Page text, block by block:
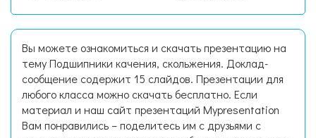
Вы можете ознакомиться и скачать презентацию на
тему Подшипники качения, скольжения. Доклад-
сообщение содержит 15 слайдов. Презентации для
любого класса можно скачать бесплатно. Если
материал и наш сайт презентаций Mypresentation
Вам понравились – поделитесь им с друзьями с